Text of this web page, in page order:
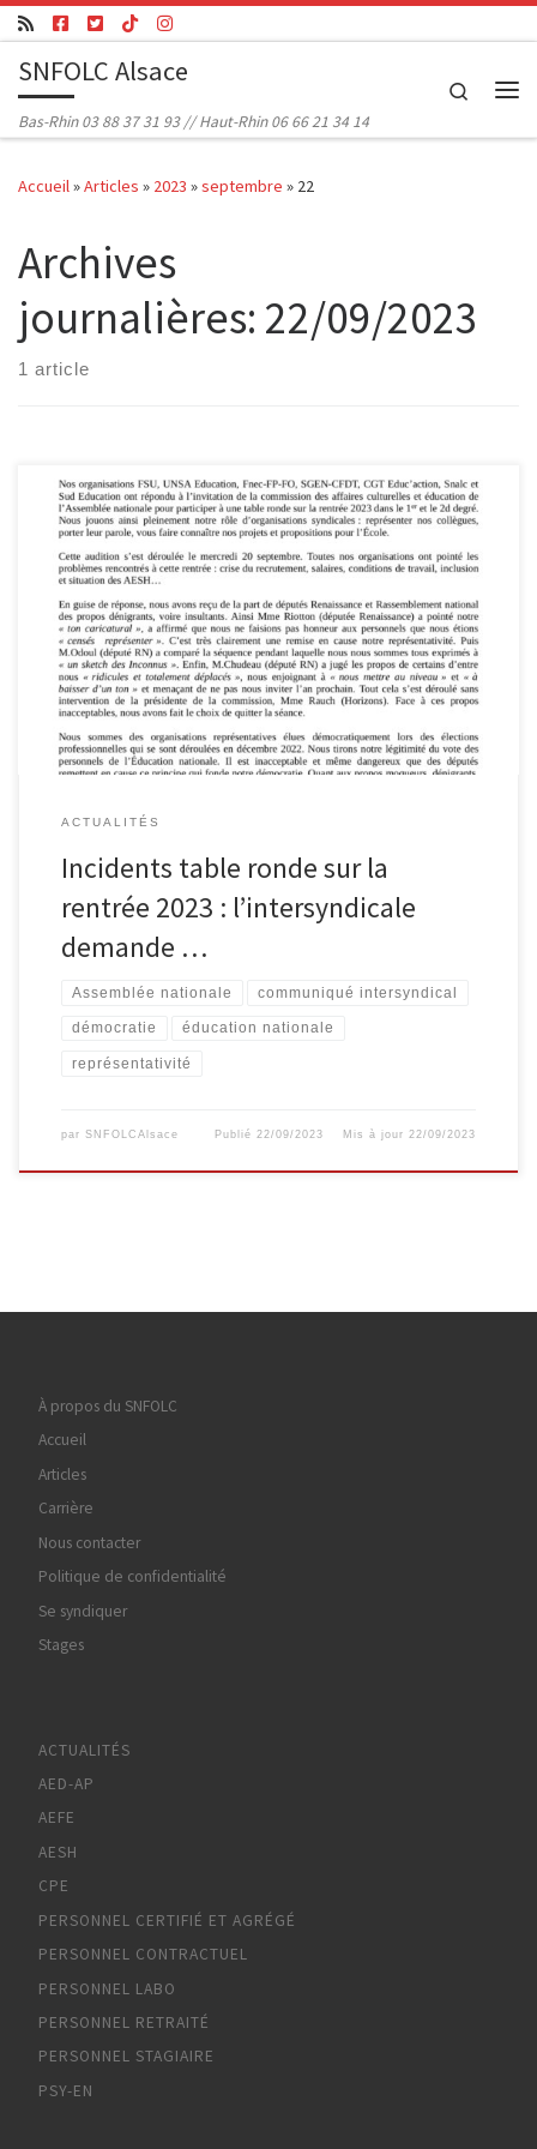
Passer au contenu
SNFOLC Alsace
Bas-Rhin 03 88 37 31 93 // Haut-Rhin 06 66 21 34 14
Search
Accueil»Articles » 2023 »septembre » 22
Archives
journalières: 22/09/2023
1 article
Télécharger le courrier intersyndical :
ACTUALITÉS
Incidents table ronde sur la
rentrée 2023 : l’intersyndicale
demande …
Assemblée nationale communiqué intersyndical
démocratie éducation nationale
représentativité
par SNFOLCAlsace Publié 22/09/2023 Mis à jour 22/09/2023
À propos du SNFOLC
Accueil
Articles
Carrière
Nous contacter
Politique de confidentialité
Se syndiquer
Stages
ACTUALITÉS
AED-AP
AEFE
AESH
CPE
PERSONNEL CERTIFIÉ ET AGRÉGÉ
PERSONNEL CONTRACTUEL
PERSONNEL LABO
PERSONNEL RETRAITÉ
PERSONNEL STAGIAIRE
PSY-EN